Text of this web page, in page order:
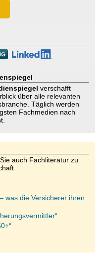
verschafft
über alle relevanten
Täglich werden
Fachmedien nach
auch Fachliteratur zu
was die Versicherer ihren